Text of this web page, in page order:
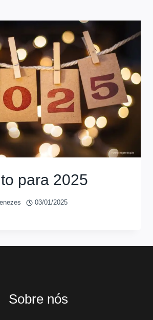
para 2025
03/01/2025
Sobre nós